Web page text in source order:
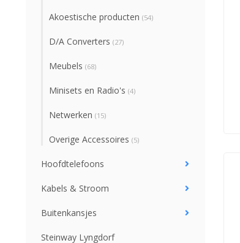
Akoestische producten (54)
D/A Converters (27)
Meubels (68)
Minisets en Radio's (4)
Netwerken (15)
Overige Accessoires (5)
Hoofdtelefoons
Kabels & Stroom
Buitenkansjes
Steinway Lyngdorf